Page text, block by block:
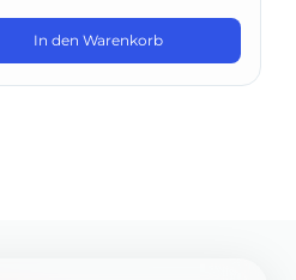
In den Warenkorb